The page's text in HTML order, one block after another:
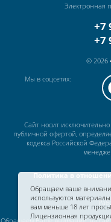
Электронная
+7
+7
© 2026
Мы в соцсетях:
Сайт носит
публичной офертой,
кодекса Российской
Политика в
Обращаем ваше
используются
вам меньше 18 лет
Лицензионная